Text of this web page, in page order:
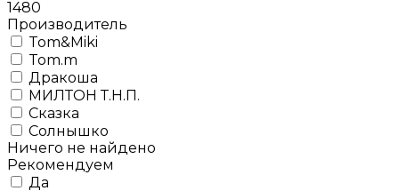
1480
Производитель
Tom&Miki
Tom.m
Дракоша
МИЛТОН Т.Н.П.
Сказка
Солнышко
Ничего не найдено
Рекомендуем
Да